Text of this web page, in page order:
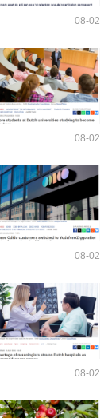
08-02
08-02
08-02
08-02